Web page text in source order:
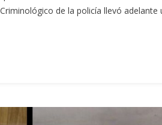
de la policía llevó